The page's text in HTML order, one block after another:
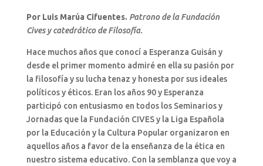
Por Luis Marúa Cifuentes. Patrono de la Fundación
Cives y catedrático de Filosofía.
Hace muchos años que conocí a Esperanza Guisán y
desde el primer momento admiré en ella su pasión por
la filosofía y su lucha tenaz y honesta por sus ideales
políticos y éticos. Eran los años 90 y Esperanza
participó con entusiasmo en todos los Seminarios y
Jornadas que la Fundación CIVES y la Liga Española
por la Educación y la Cultura Popular organizaron en
aquellos años a favor de la enseñanza de la ética en
nuestro sistema educativo. Con la semblanza que voy a